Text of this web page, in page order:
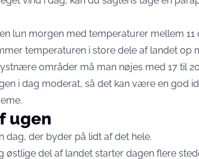
lun morgen med temperaturer mellem 11
temperaturen i store dele af landet op
områder må man nøjes med 17 til
i dag moderat, så det kan være en god
ugen
dag, der byder på lidt af det hele.
østlige del af landet starter dagen flere